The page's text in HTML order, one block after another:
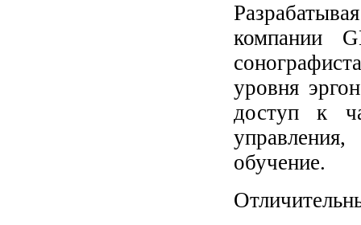
компании
уровня
доступ к
обучение.